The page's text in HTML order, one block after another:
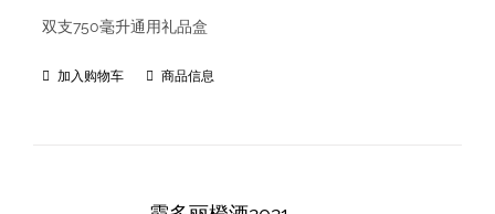
双支750毫升通用礼品盒
加入购物车 商品信息